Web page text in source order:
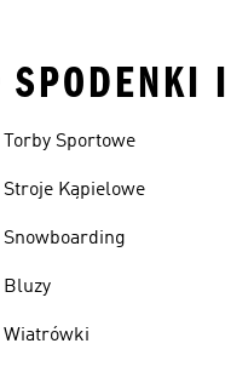
SPODENKI
Torby Sportowe
Stroje Kąpielowe
Snowboarding
Bluzy
Wiatrówki